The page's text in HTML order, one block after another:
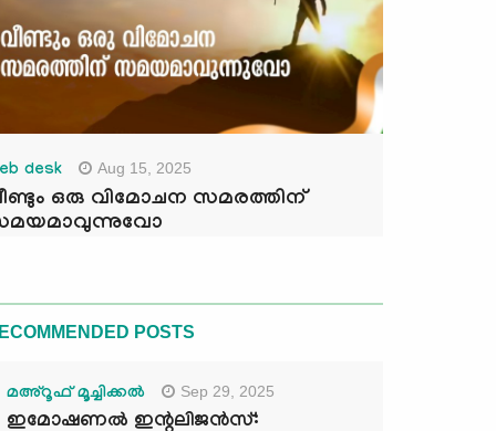
desk Aug 15, 2025
ഒരു വിമോചന സമരത്തിന്
POSTS
മഅ്റൂഫ് മൂച്ചിക്കല്‍ Sep 29, 2025
ഇമോഷണൽ ഇന്റലിജൻസ്: